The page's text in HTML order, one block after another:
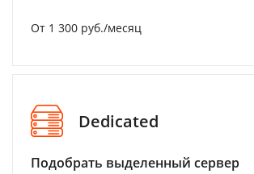
От 1 300 руб./месяц
Dedicated
Подобрать выделенный сервер